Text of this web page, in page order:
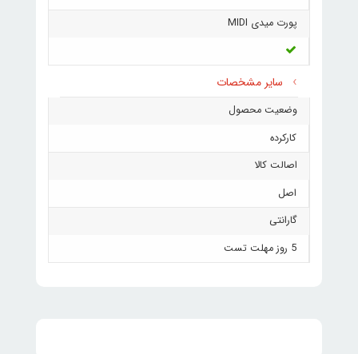
پورت میدی MIDI
سایر مشخصات
وضعیت محصول
کارکرده
اصالت کالا
اصل
گارانتی
5 روز مهلت تست